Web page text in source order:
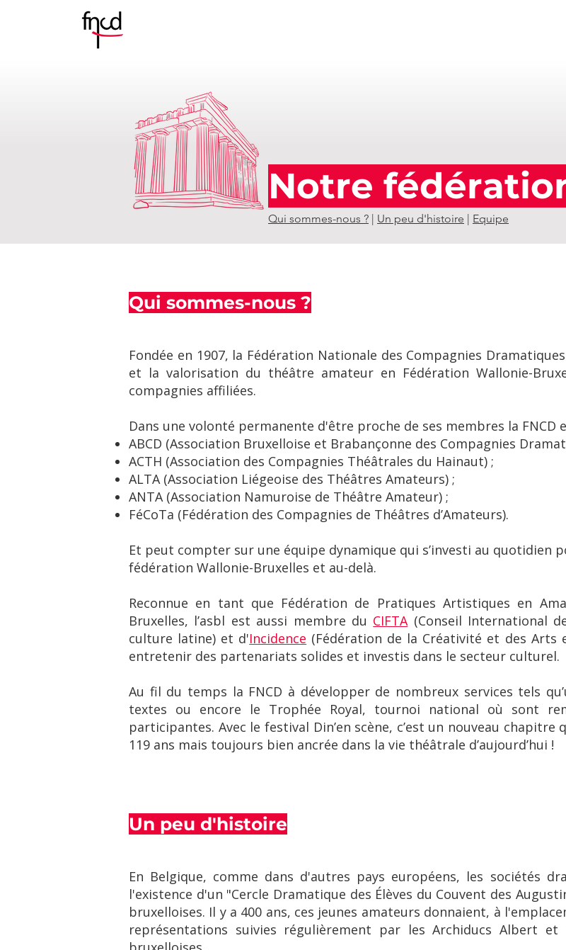
Notre
Qui sommes-nous ? | Un peu d'histoire | Equipe
Qui sommes-nous ?
Fondée en 1907, la Fédération Nationale des Compagnies
et la valorisation du théâtre amateur en Fédération Wallonie-
compagnies affiliées.
Dans une volonté permanente d'être proche de ses membres la FNCD
ABCD (Association Bruxelloise et Brabançonne des Compagnies
ACTH (Association des Compagnies Théâtrales du Hainaut) ;
ALTA (Association Liégeoise des Théâtres Amateurs) ;
ANTA (Association Namuroise de Théâtre Amateur) ;
FéCoTa (Fédération des Compagnies de Théâtres d’Amateurs).
Et peut compter sur une équipe dynamique qui s’investi au quotidien
fédération Wallonie-Bruxelles et au-delà.
Reconnue en tant que Fédération de Pratiques Artistiques en
Bruxelles, l’asbl est aussi membre du CIFTA(Conseil International
culture latine) et d'Incidence (Fédération de la Créativité et des Arts
entretenir des partenariats solides et investis dans le secteur culturel.
Au fil du temps la FNCD à développer de nombreux services tels
textes ou encore le Trophée Royal, tournoi national où sont
participantes. Avec le festival Din’en scène, c’est un nouveau
119 ans mais toujours bien ancrée dans la vie théâtrale d’aujourd’hui !
Un peu d'histoire
En Belgique, comme dans d'autres pays européens, les sociétés
l'existence d'un "Cercle Dramatique des Élèves du Couvent des
bruxelloises. Il y a 400 ans, ces jeunes amateurs donnaient, à
représentations suivies régulièrement par les Archiducs Albert